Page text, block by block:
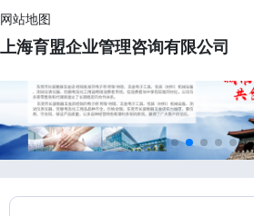
网站地图
上海育盟企业管理咨询有限公司